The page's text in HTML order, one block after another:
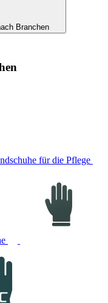
Branchen
für die Pflege